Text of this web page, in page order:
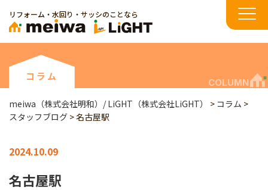
リフォーム・水回り・サッシのことなら
コラム
COLUMN
meiwa（株式会社明和）/ LiGHT（株式会社LiGHT） > コラム >
スタッフブログ >名古屋駅
2024.10.09
名古屋駅